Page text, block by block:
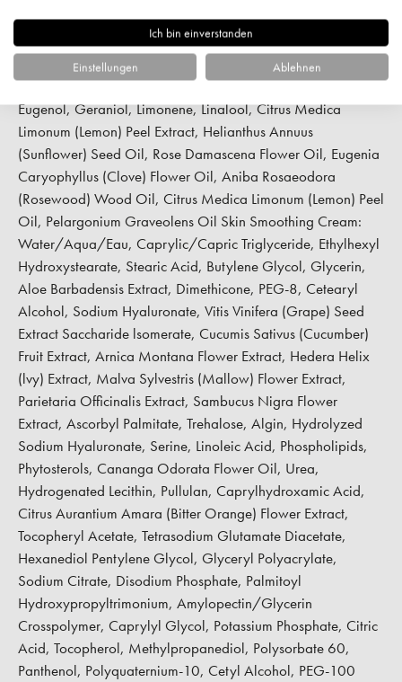
Palmitoyl Tripeptide-5, Bambusa Vulgaris Leaf/Stem Extract,
Pisum Sativum (Pea) Extract, Glucosamine HCl, Glycerin,
Disodium EDTA, Capric/Caprylic Triglyceride,
Leuconostoc/Radish Root Ferment Filtrate, Citronellol,
Eugenol, Geraniol, Limonene, Linalool, Citrus Medica
Limonum (Lemon) Peel Extract, Helianthus Annuus
(Sunflower) Seed Oil, Rose Damascena Flower Oil, Eugenia
Caryophyllus (Clove) Flower Oil, Aniba Rosaeodora
(Rosewood) Wood Oil, Citrus Medica Limonum (Lemon) Peel
Oil, Pelargonium Graveolens Oil Skin Smoothing Cream:
Water/Aqua/Eau, Caprylic/Capric Triglyceride, Ethylhexyl
Hydroxystearate, Stearic Acid, Butylene Glycol, Glycerin,
Aloe Barbadensis Extract, Dimethicone, PEG-8, Cetearyl
Alcohol, Sodium Hyaluronate, Vitis Vinifera (Grape) Seed
Extract Saccharide lsomerate, Cucumis Sativus (Cucumber)
Fruit Extract, Arnica Montana Flower Extract, Hedera Helix
(lvy) Extract, Malva Sylvestris (Mallow) Flower Extract,
Parietaria Officinalis Extract, Sambucus Nigra Flower
Extract, Ascorbyl Palmitate, Trehalose, Algin, Hydrolyzed
Sodium Hyaluronate, Serine, Linoleic Acid, Phospholipids,
Phytosterols, Cananga Odorata Flower Oil, Urea,
Hydrogenated Lecithin, Pullulan, Caprylhydroxamic Acid,
Citrus Aurantium Amara (Bitter Orange) Flower Extract,
Tocopheryl Acetate, Tetrasodium Glutamate Diacetate,
Hexanediol Pentylene Glycol, Glyceryl Polyacrylate,
Sodium Citrate, Disodium Phosphate, Palmitoyl
Hydroxypropyltrimonium, Amylopectin/Glycerin
Crosspolymer, Caprylyl Glycol, Potassium Phosphate, Citric
Acid, Tocopherol, Methylpropanediol, Polysorbate 60,
Panthenol, Polyquaternium-10, Cetyl Alcohol, PEG-100
Ich bin einverstanden
Einstellungen Ablehnen